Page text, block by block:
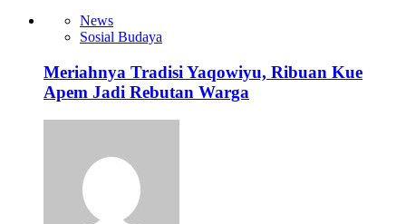
News
Sosial Budaya
Meriahnya Tradisi Yaqowiyu, Ribuan Kue
Apem Jadi Rebutan Warga